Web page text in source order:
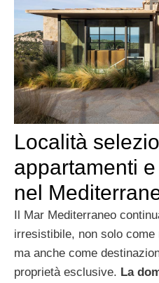
Località
appartamenti
nel
Il Mar Mediterraneo
irresistibile, non solo
ma anche come
proprietà esclusive. La